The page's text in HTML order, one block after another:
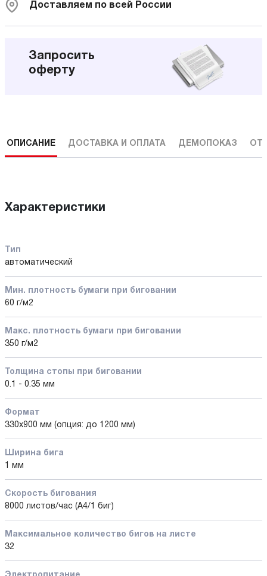
Доставляем по всей России
Запросить
оферту
ОПИСАНИЕ ДОСТАВКА И ОПЛАТА ДЕМОПОКАЗ
Характеристики
Тип
автоматический
Мин. плотность бумаги при биговании
60 г/м2
Макс. плотность бумаги при биговании
350 г/м2
Толщина стопы при биговании
0.1 - 0.35 мм
Формат
330х900 мм (опция: до 1200 мм)
Ширина бига
1 мм
Скорость бигования
8000 листов/час (A4/1 биг)
Максимальное количество бигов на листе
32